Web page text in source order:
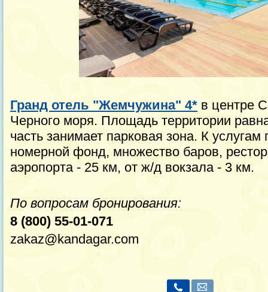
Гранд отель "Жемчужина" 4* в центре
Черного моря. Площадь территории
часть занимает парковая зона. К
номерной фонд, множество баров,
аэропорта - 25 км, от ж/д вокзала - 3 км.
По вопросам бронирования:
8 (800) 55-01-071
zakaz@kandagar.com